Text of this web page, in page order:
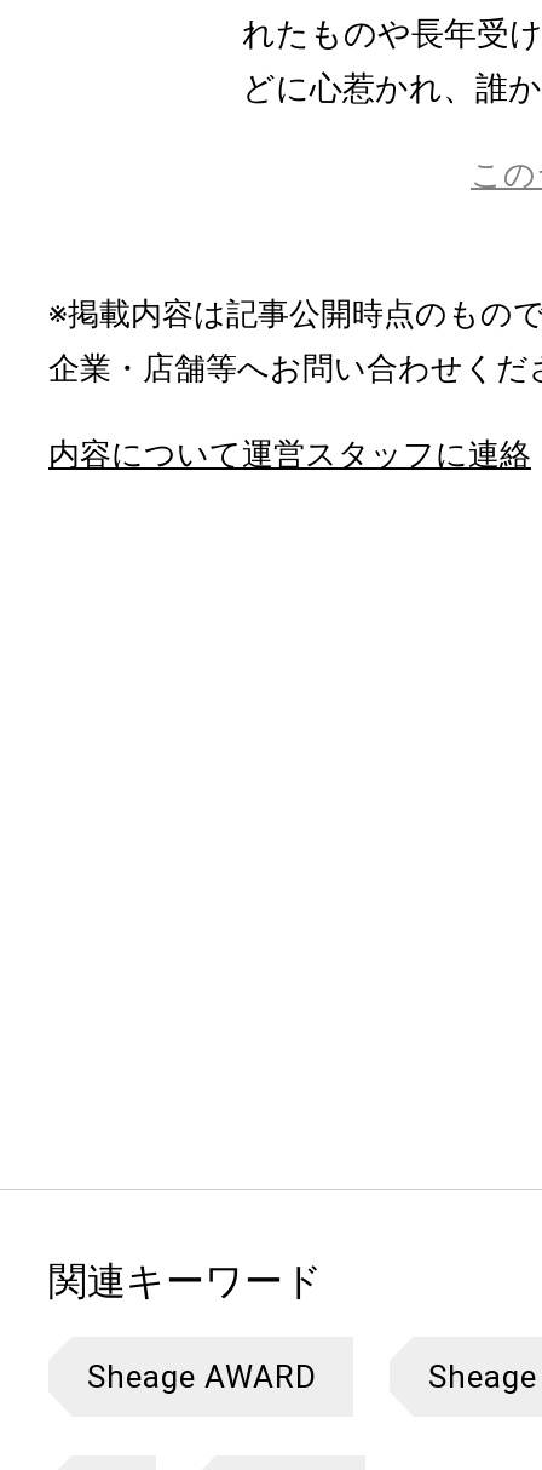
れたものや長年受
どに心惹かれ、誰
こ
※掲載内容は記事公開時点のもの
企業・店舗等へお問い合わせくだ
内容について運営スタッフに連絡
関連キーワード
Sheage AWARD